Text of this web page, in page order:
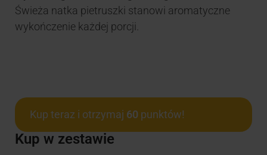
Świeża natka pietruszki stanowi aromatyczne
wykończenie każdej porcji.
Kup teraz i otrzymaj 60 punktów!
Kup w zestawie